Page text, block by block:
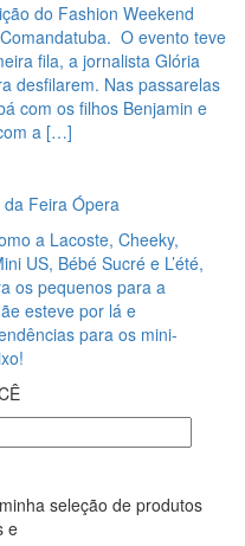
do Fashion Weekend
O evento teve
fila, a jornalista Glória
desfilarem. Nas passarelas
com os filhos Benjamin e
a […]
Feira Ópera
a Lacoste, Cheeky,
US, Bébé Sucré e L’été,
os pequenos para a
esteve por lá e
para os mini-
seleção de produtos
e